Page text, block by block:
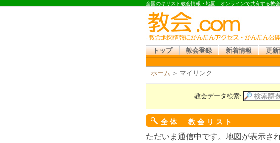
全国のキリスト教会情報・地図 - オンラインで共有する教会
トップ 教会登録 新着情報 更
ホーム ＞ マイリンク
教会データ検索:
全体 教会リスト
ただいま通信中です。地図が表示さ